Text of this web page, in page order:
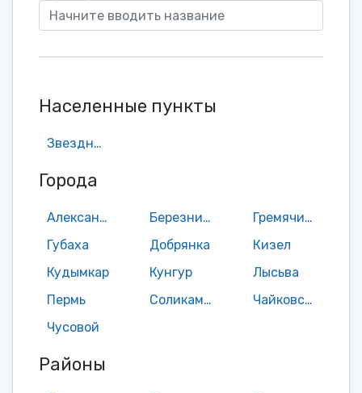
Населенные пункты
Звездный поселок городского типа
Города
Александровск Березники
Гремячинск
Губаха
Добрянка
Кизел
Кудымкар
Кунгур
Лысьва
Пермь
Соликамск
Чайковский
Чусовой
Районы